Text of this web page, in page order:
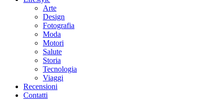
Arte
Design
Fotografia
Moda
Motori
Salute
Storia
Tecnologia
Viaggi
Recensioni
Contatti